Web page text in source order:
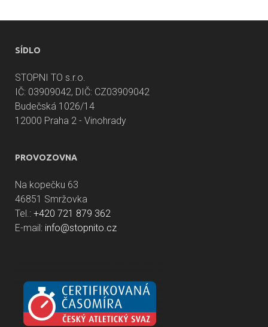
SÍDLO
STOPNI TO s.r.o.
IČ: 03909042, DIČ: CZ03909042
Budečská 1026/14
12000 Praha 2 - Vinohrady
PROVOZOVNA
Na kopečku 63
46851 Smržovka
Tel.: +420 721 879 362
E-mail: info@stopnito.cz